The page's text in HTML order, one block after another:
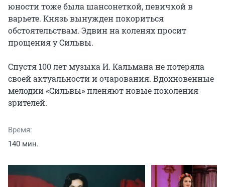
юности тоже была шансонеткой, певичкой в
варьете. Князь вынужден покориться
обстоятельствам. Эдвин на коленях просит
прощения у Сильвы.
Спустя 100 лет музыка И. Кальмана не потеряла
своей актуальности и очарования. Вдохновенные
мелодии «Сильвы» пленяют новые поколения
зрителей.
Время:
140 мин.